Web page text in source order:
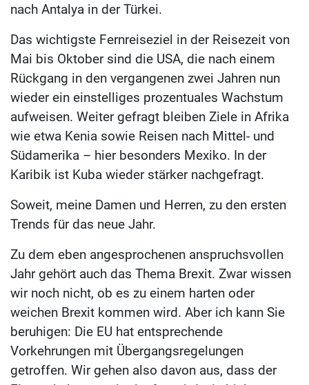
nach Antalya in der Türkei.
Das wichtigste Fernreiseziel in der Reisezeit von
Mai bis Oktober sind die USA, die nach einem
Rückgang in den vergangenen zwei Jahren nun
wieder ein einstelliges prozentuales Wachstum
aufweisen. Weiter gefragt bleiben Ziele in Afrika
wie etwa Kenia sowie Reisen nach Mittel- und
Südamerika – hier besonders Mexiko. In der
Karibik ist Kuba wieder stärker nachgefragt.
Soweit, meine Damen und Herren, zu den ersten
Trends für das neue Jahr.
Zu dem eben angesprochenen anspruchsvollen
Jahr gehört auch das Thema Brexit. Zwar wissen
wir noch nicht, ob es zu einem harten oder
weichen Brexit kommen wird. Aber ich kann Sie
beruhigen: Die EU hat entsprechende
Vorkehrungen mit Übergangsregelungen
getroffen. Wir gehen also davon aus, dass der